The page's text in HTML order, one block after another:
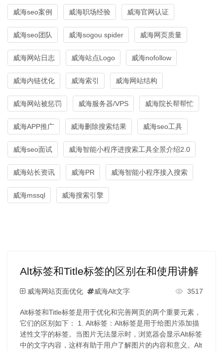
威海seo案例 威海职场经验 威海官网认证
威海seo团队 威海sogou spider 威海网页质量
威海网站日志 威海站点Logo 威海nofollow
威海内链优化 威海索引 威海网站结构
威海网站被惩罚 威海服务器/VPS 威海院长帮帮忙
威海APP推广 威海删除搜索结果 威海seo工具
威海seo面试 威海智能小程序进搜索工具全景介绍2.0
威海站长资讯 威海PR 威海智能小程序接入搜索
威海mssql 威海搜索引擎
Alt标签和Title标签的区别在和使用讲解
威海网站页面优化 威海Alt文字 3517
Alt标签和Title标签是用于优化和完善网页的两个重要元素，
它们的区别如下： 1. Alt标签：Alt标签是用于给图片添加描
述性文字的标签。当图片无法显示时，浏览器会显示Alt标签
中的文字内容，这样有助于用户了解图片的内容和意义。Alt